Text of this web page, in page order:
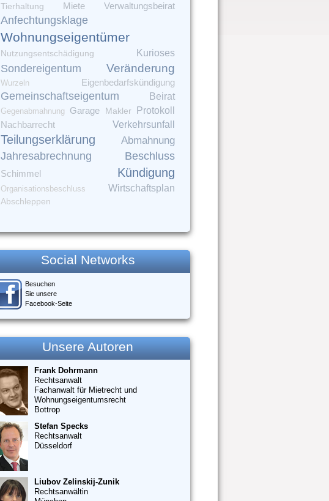
Tierhaltung Miete Verwaltungsbeirat
Anfechtungsklage
Wohnungseigentümer
Nutzungsentschädigung Kurioses
Sondereigentum Veränderung
Wurzeln Eigenbedarfskündigung
Gemeinschaftseigentum Beirat
Gegenabmahnung Garage Makler Protokoll
Nachbarrecht Verkehrsunfall
Teilungserklärung Abmahnung
Jahresabrechnung Beschluss
Schimmel Kündigung
Organisationsbeschluss Wirtschaftsplan
Abschleppen
Social Networks
Besuchen
Sie unsere
Facebook-Seite
Unsere Autoren
Frank Dohrmann
Rechtsanwalt
Fachanwalt für Mietrecht und
Wohnungseigentumsrecht
Bottrop
Stefan Specks
Rechtsanwalt
Düsseldorf
Liubov Zelinskij-Zunik
Rechtsanwältin